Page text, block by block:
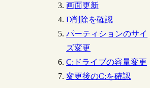
画面更新
D削除を確認
パーティションのサイ
ズ変更
C:ドライブの容量変更
変更後のC:を確認